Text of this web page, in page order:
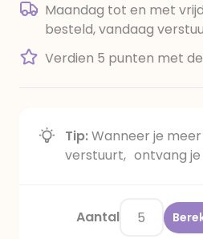
Maandag tot en met
besteld, vandaag
Verdien 5 punten met
Tip:Wanneer je
verstuurt, ontvang je
Aantal